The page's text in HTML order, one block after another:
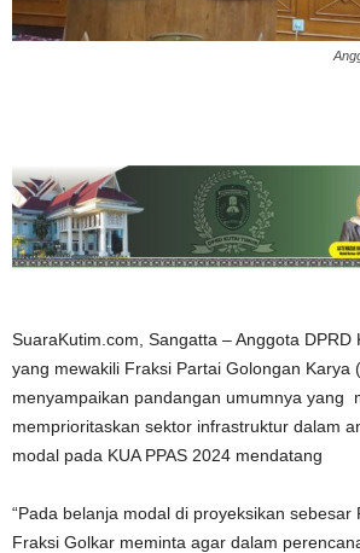
SuaraKutim.com, Sangatta – Anggota DPRD
yang mewakili Fraksi Partai Golongan Karya
menyampaikan pandangan umumnya yang
memprioritaskan sektor infrastruktur dalam
modal pada KUA PPAS 2024 mendatang
“Pada belanja modal di proyeksikan sebesar
Fraksi Golkar meminta agar dalam